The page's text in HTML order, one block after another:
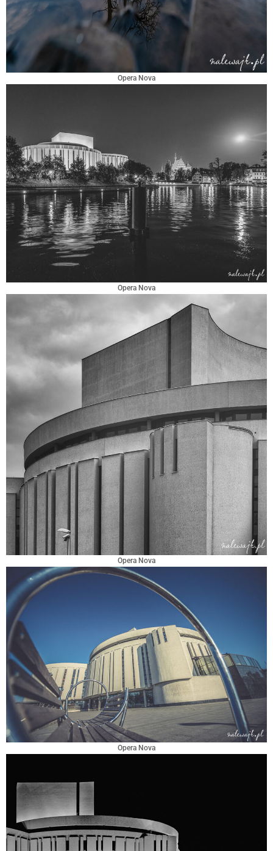
Opera Nova
Opera Nova
Opera Nova
Opera Nova